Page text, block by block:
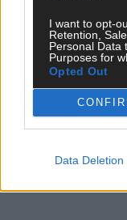
I want to opt-
Retention,
Personal Data
Purposes for
Opted Out
Data Deletion
DARA gewinnt
unser
Mai 2026
KOMMENTAR
aufgestiegen –